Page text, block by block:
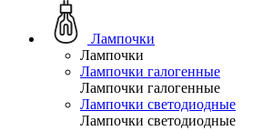
Лампочки
Лампочки
Лампочки галогенные
Лампочки галогенные
Лампочки светодиодные
Лампочки светодиодные